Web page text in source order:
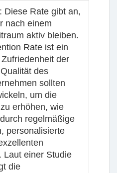
: Diese Rate gibt an,
nach einem
aktiv bleiben.
Rate ist ein
der
des
sollten
um die
erhöhen, wie
regelmäßige
personalisierte
Laut einer Studie
die